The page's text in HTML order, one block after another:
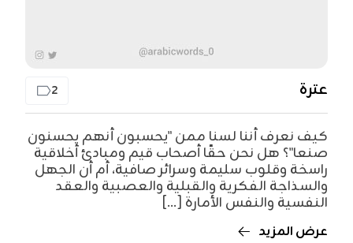
عترة 2
كيف نعرف أننا لسنا ممن "يحسبون أنهم يحسنون
صنعا"؟ هل نحن حقًا أصحاب قيم ومبادئ أخلاقية
راسخة وقلوب سليمة وسرائر صافية، أم أن الجهل
والسذاجة الفكرية والقبلية والعصبية والعقد
النفسية والنفس الأمارة [...]
عرض المزيد